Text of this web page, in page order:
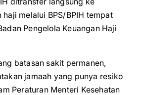
haji melalui BPS/BPIH tempat
Pengelola Keuangan Haji
batasan sakit permanen,
jamaah yang punya resiko
Peraturan Menteri Kesehatan